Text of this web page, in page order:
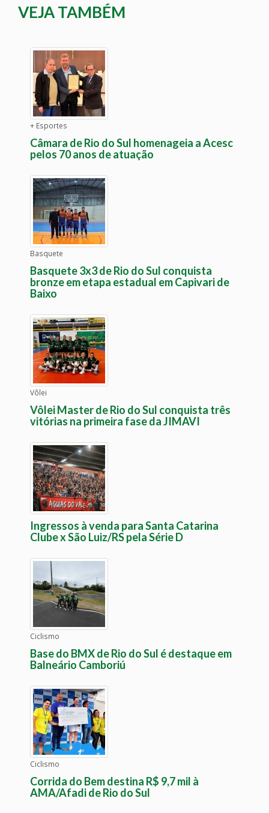
VEJA TAMBÉM
+ Esportes
Câmara de Rio do Sul homenageia a Acesc
pelos 70 anos de atuação
Basquete
Basquete 3x3 de Rio do Sul conquista
bronze em etapa estadual em Capivari de
Baixo
Vôlei
Vôlei Master de Rio do Sul conquista três
vitórias na primeira fase da JIMAVI
Ingressos à venda para Santa Catarina
Clube x São Luiz/RS pela Série D
Ciclismo
Base do BMX de Rio do Sul é destaque em
Balneário Camboriú
Ciclismo
Corrida do Bem destina R$ 9,7 mil à
AMA/Afadi de Rio do Sul